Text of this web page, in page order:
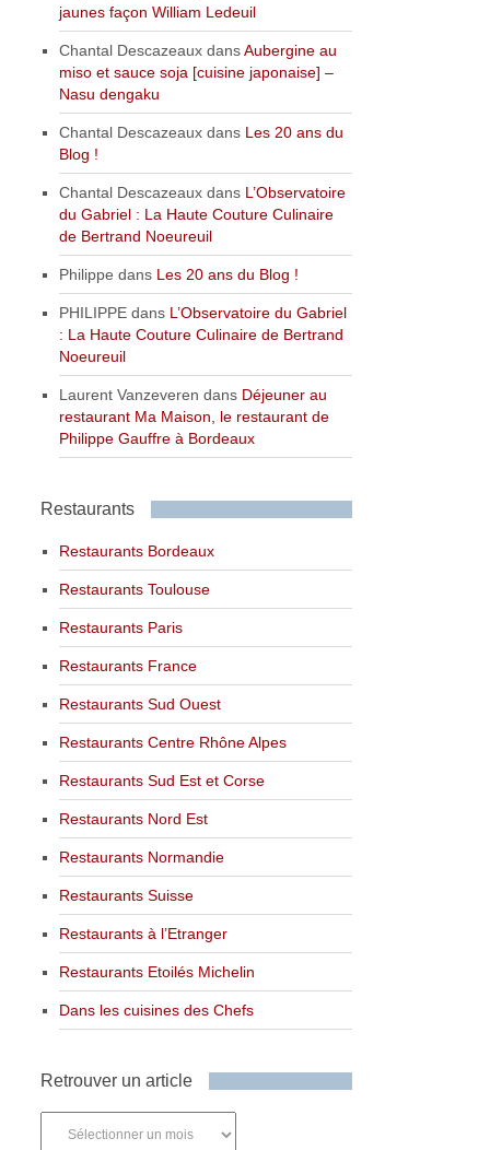
jaunes façon William Ledeuil
Chantal Descazeaux dansAubergine au
miso et sauce soja [cuisine japonaise] –
Nasu dengaku
Chantal Descazeaux dans Les 20 ans du
Blog !
Chantal Descazeaux dans L’Observatoire
du Gabriel : La Haute Couture Culinaire
de Bertrand Noeureuil
Philippe dans Les 20 ans du Blog !
PHILIPPE dans L’Observatoire du Gabriel
: La Haute Couture Culinaire de Bertrand
Noeureuil
Laurent Vanzeveren dans Déjeuner au
restaurant Ma Maison, le restaurant de
Philippe Gauffre à Bordeaux
Restaurants
Restaurants Bordeaux
Restaurants Toulouse
Restaurants Paris
Restaurants France
Restaurants Sud Ouest
Restaurants Centre Rhône Alpes
Restaurants Sud Est et Corse
Restaurants Nord Est
Restaurants Normandie
Restaurants Suisse
Restaurants à l’Etranger
Restaurants Etoilés Michelin
Dans les cuisines des Chefs
Retrouver un article